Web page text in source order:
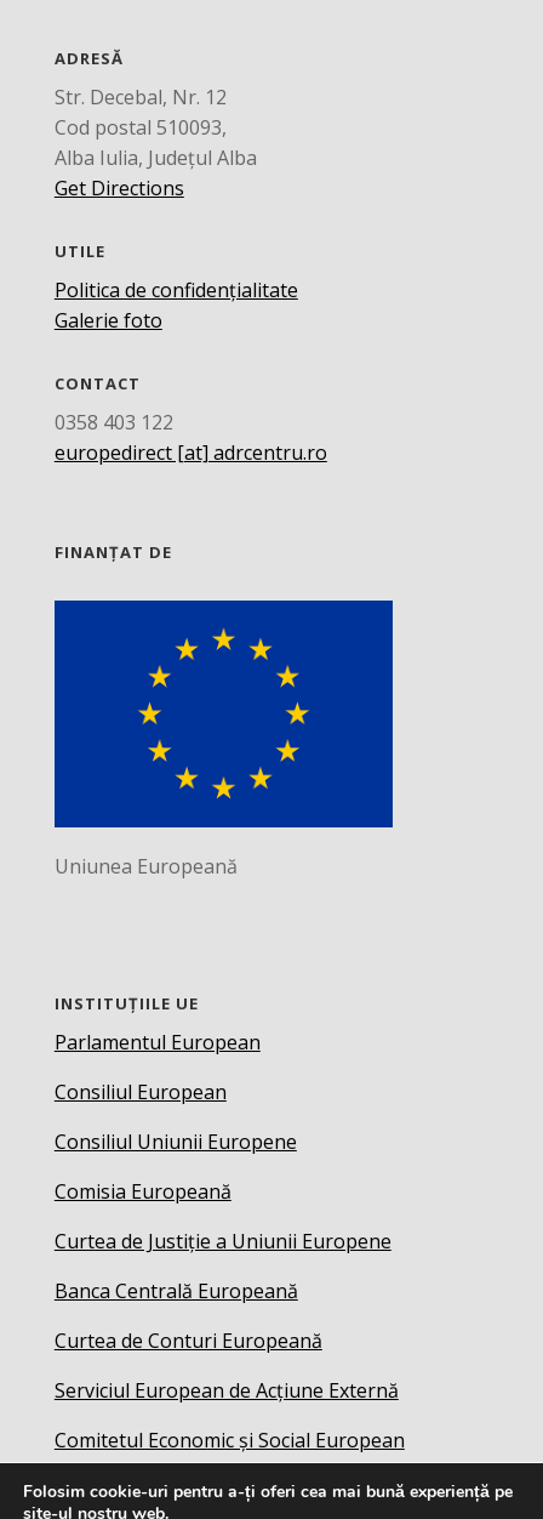
ADRESĂ
Str. Decebal, Nr. 12
Cod postal 510093,
Alba Iulia, Județul Alba
Get Directions
UTILE
Politica de confidențialitate
Galerie foto
CONTACT
0358 403 122
europedirect [at] adrcentru.ro
FINANȚAT DE
Uniunea Europeană
INSTITUȚIILE UE
Parlamentul European
Consiliul European
Consiliul Uniunii Europene
Comisia Europeană
Curtea de Justiție a Uniunii Europene
Banca Centrală Europeană
Curtea de Conturi Europeană
Serviciul European de Acțiune Externă
Comitetul Economic și Social European
Folosim cookie-uri pentru a-ți oferi cea mai bună experiență pe
site-ul nostru web.